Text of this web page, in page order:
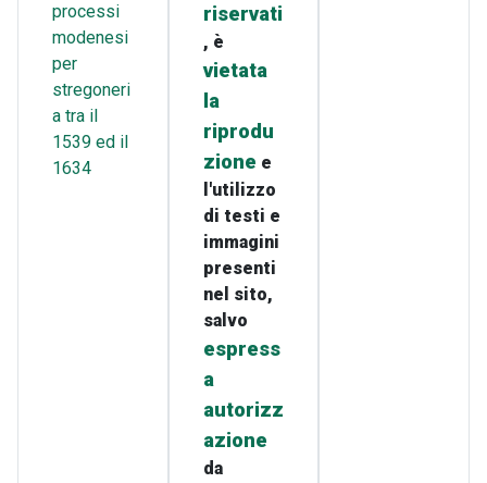
processi
modenesi
per
stregoneri
a tra il
1539 ed il
1634
riservati
, è
vietata
la
riprodu
zione e
l'utilizzo
di testi e
immagini
presenti
nel sito,
salvo
espress
a
autorizz
azione
da